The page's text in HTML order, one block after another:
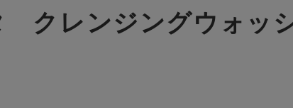
クレンジングウォ